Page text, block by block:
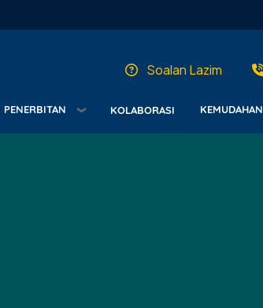
Soalan Lazim
PENERBITAN KOLABORASI KEMUDAHAN